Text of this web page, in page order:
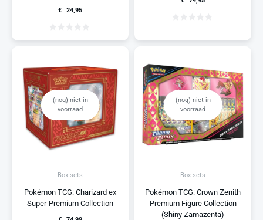
€ 24,95
(nog) niet in
voorraad
Box sets
Pokémon TCG: Charizard ex
Super-Premium Collection
(nog) niet in
voorraad
Box sets
Pokémon TCG: Crown Zenith
Premium Figure Collection
(Shiny Zamazenta)